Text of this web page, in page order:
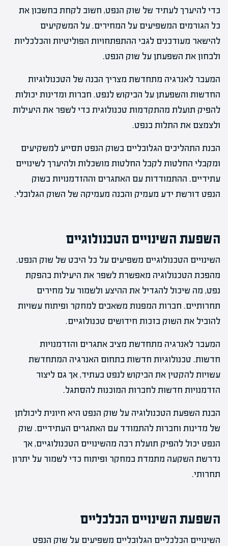
כדי להיערך לעתיד של שוק הנפט, חשוב לקחת בחשבון את
כל הגורמים המשפיעים על המחירים. על המשקיעים
להישאר מעודכנים לגבי ההתפתחויות הפוליטיות והכלכליות
ולבחון את השפעתן על שוק הנפט.
המעבר לאנרגיה מתחדשת מצריך הבנה של הטכנולוגיות
החדשות והשפעתן על הביקוש לנפט. חברות ומדינות יכולות
להפיק תועלת מהתקדמות טכנולוגית כדי לשפר את היעילות
ולצמצם את התלות בנפט.
הבנת התהליכים הגלובליים בשוק הנפט תסייע למשקיעים
ומקבלי החלטות לקבל החלטות מושכלות ולהיערך לשינויים
עתידיים. ההתמודדות עם האתגרים וההזדמנויות בשוק
הנפט דורשת ידע מעמיק והבנה מעמיקה של השוק הגלובלי.
השפעת השינויים הטכנולוגיים
השינויים הטכנולוגיים משפיעים על כל היבט של שוק הנפט.
מהפכת הטכנולוגיה מאפשרת לשפר את היעילות בהפקת
נפט, מה שיכול להגדיל את ההיצע ולשמור על מחירים
תחרותיים. חברות המפנות משאבים למחקר ופיתוח עשויות
להוביל את השוק בזכות חידושים טכנולוגיים.
המעבר לאנרגיה מתחדשת מציב אתגרים והזדמנויות
חדשות. טכנולוגיות חדשות בתחום האנרגיה המתחדשת
עשויות להקטין את הביקוש לנפט בעתיד, אך גם ליצור
הזדמנויות חדשות לחברות המוכנות להסתגל.
הבנת השפעת הטכנולוגיה על שוק הנפט היא חיונית ליכולתן
של מדינות וחברות להתמודד עם האתגרים העתידיים. שוק
הנפט יכול להפיק תועלת רבה מהשינויים הטכנולוגיים, אך
נדרשת השקעה מתמדת במחקר ופיתוח כדי לשמור על יתרון
תחרותי.
השפעת השינויים הכלכליים
השינויים הכלכליים הגלובליים משפיעים על שוק הנפט